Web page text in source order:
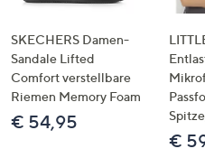
SKECHERS Damen-
Sandale Lifted
Comfort verstellbare
Riemen Memory Foam
€ 54,95
€